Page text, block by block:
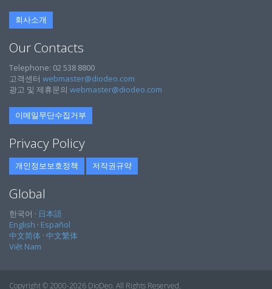
회사소개
Our Contacts
Telephone: 02 538 8800
고객센터 webmaster@diodeo.com
광고 및 제휴문의 webmaster@diodeo.com
이메일무단수집거부
Privacy Policy
개인정보보호정책 저작권규약
Global
한국어 · 日本語
English · Español
中文简体 · 中文繁体
Việt Nam
Copyright © 2000-2026 DioDeo. All Rights Reserved.